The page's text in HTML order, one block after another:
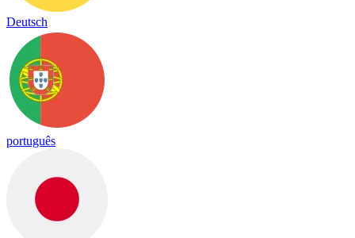
Deutsch
português